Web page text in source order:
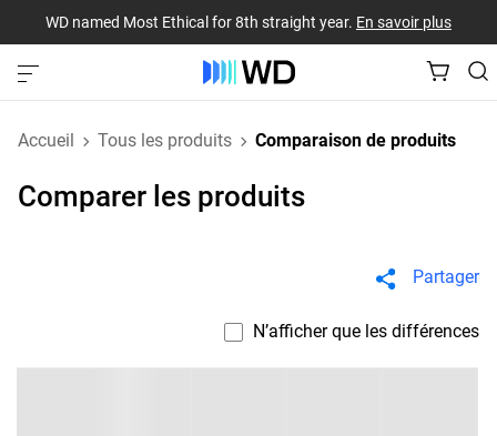
WD named Most Ethical for 8th straight year. En savoir plus
Accueil Tous les produits Comparaison de produits
Comparer les produits
Partager
N’afficher que les différences